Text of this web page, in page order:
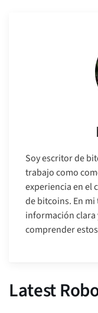
Soy escritor de
trabajo como
experiencia en el
de bitcoins. En
información clara
comprender
Latest